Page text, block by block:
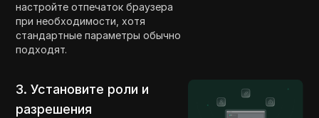
настройте отпечаток браузера
при необходимости, хотя
стандартные параметры обычно
подходят.
3. Установите роли и
разрешения